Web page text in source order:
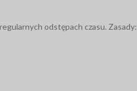
odstępach czasu. Zasady: